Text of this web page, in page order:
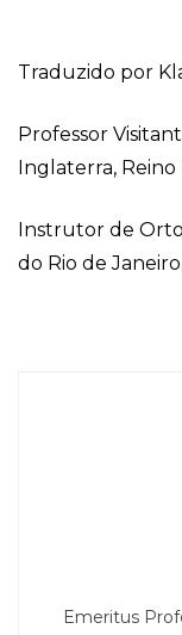
Traduzido por
Professor
Inglaterra, Reino
Instrutor de
do Rio de
Emeritus